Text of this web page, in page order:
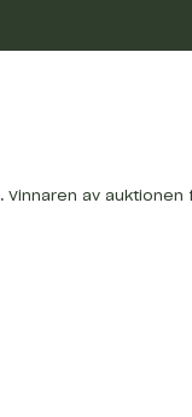
.Vinnaren av